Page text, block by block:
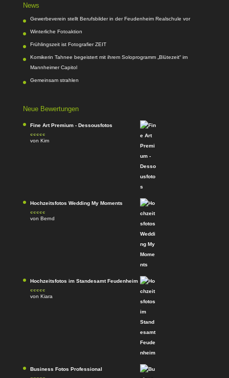
News
Gewerbeverein stellt Berufsbilder in der Feudenheim Realschule vor
Winterliche Fotoaktion
Frühlingszeit ist Fotografier ZEIT
Komikerin Tahnee begeistert mit ihrem Soloprogramm „Blütezeit“ im
Mannheimer Capitol
Gemeinsam strahlen
Neue Bewertungen
Fine Art Premium - Dessousfotos
Bewertet
von Kim
Hochzeitsfotos Wedding My Moments
Bewertet
von Bernd
Hochzeitsfotos im Standesamt Feudenheim
Bewertet
von Kiara
Business Fotos Professional